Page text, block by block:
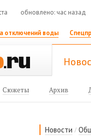
обновлено: час назад
отключений воды
Сюжеты Архив
Новости /